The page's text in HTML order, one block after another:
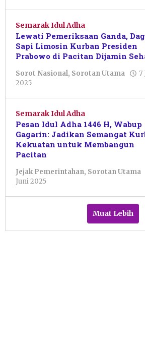
Primanto
Semarak Idul Adha
Lewati Pemeriksaan Ganda,
Sapi Limosin Kurban Presiden
Prabowo di Pacitan Dijamin
Sorot Nasional, Sorotan Utama
7
2025
Primanto
Semarak Idul Adha
Pesan Idul Adha 1446 H, Wabup
Gagarin: Jadikan Semangat
Kekuatan untuk Membangun
Pacitan
Jejak Pemerintahan, Sorotan Utama
Juni 2025
Muat Lebih